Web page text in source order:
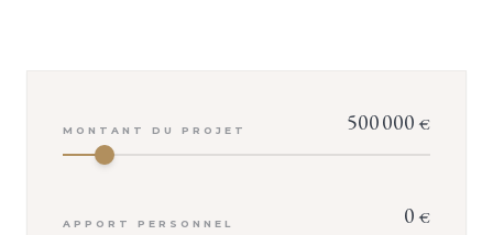
MONTANT DU PROJET 500 000 €
APPORT PERSONNEL 0 €